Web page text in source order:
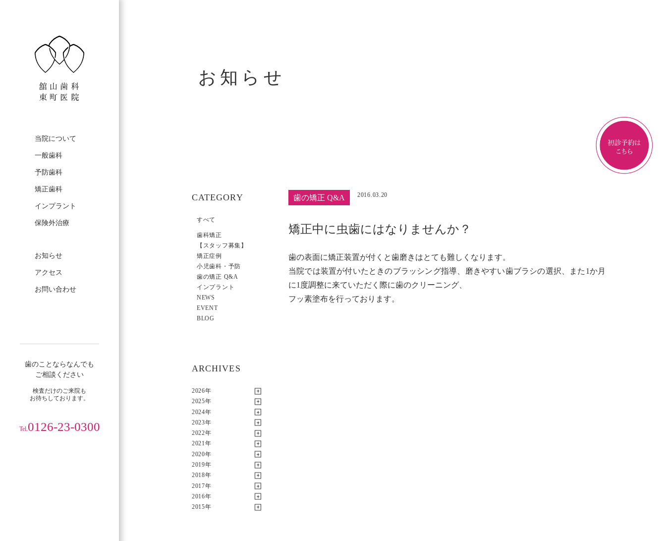
当院について
一般歯科
予防歯科
矯正歯科
インプラント
保険外治療
お知らせ
アクセス
お問い合わせ
歯のことならなんでも
ご相談ください
検査だけのご来院も
お待ちしております。
Tel. 0126-23-0300
お知らせ
CATEGORY
すべて
歯科矯正
【スタッフ募集】
矯正症例
小児歯科・予防
歯の矯正 Q&A
インプラント
NEWS
EVENT
BLOG
ARCHIVES
2026年
2025年
2024年
2023年
2022年
2021年
2020年
2019年
2018年
2017年
2016年
2015年
歯の矯正 Q&A 2016.03.20
矯正中に虫歯にはなりませんか？
歯の表面に矯正装置が付くと歯磨きはとても難しくなります。
当院では装置が付いたときのブラッシング指導、磨きやすい歯ブラシの選択、また1か月
に1度調整に来ていただく際に歯のクリーニング、
フッ素塗布を行っております。